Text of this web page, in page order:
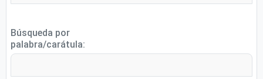
Búsqueda por
palabra/carátula: